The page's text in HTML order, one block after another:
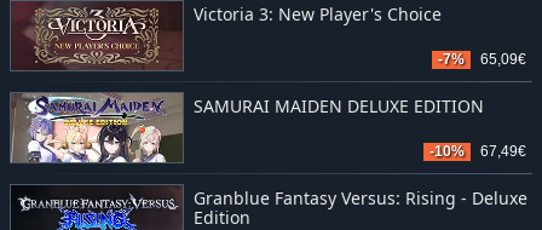
Victoria 3: New Player's Choice
-7% 65,09€
SAMURAI MAIDEN DELUXE EDITION
-10% 67,49€
Granblue Fantasy Versus: Rising - Deluxe
Edition